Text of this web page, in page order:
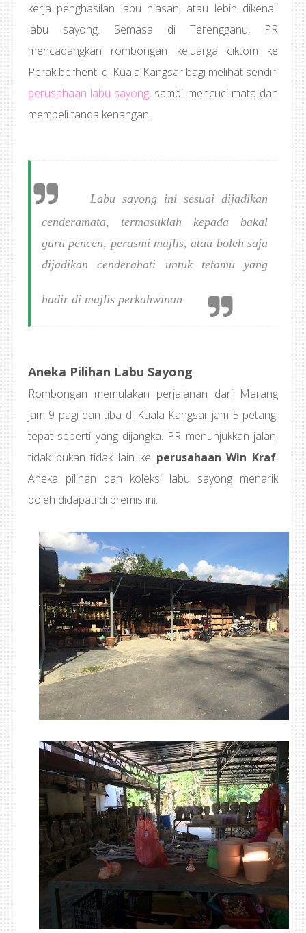
kerja penghasilan labu hiasan, atau lebih dikenali
labu sayong. Semasa di Terengganu, PR
mencadangkan rombongan keluarga ciktom ke
Perak berhenti di Kuala Kangsar bagi melihat sendiri
perusahaan labu sayong, sambil mencuci mata dan
membeli tanda kenangan.
Labu sayong ini sesuai dijadikan
cenderamata, termasuklah kepada bakal
guru pencen, perasmi majlis, atau boleh saja
dijadikan cenderahati untuk tetamu yang
hadir di majlis perkahwinan
Aneka Pilihan Labu Sayong
Rombongan memulakan perjalanan dari Marang
jam 9 pagi dan tiba di Kuala Kangsar jam 5 petang,
tepat seperti yang dijangka. PR menunjukkan jalan,
tidak bukan tidak lain ke perusahaan Win Kraf.
Aneka pilihan dan koleksi labu sayong menarik
boleh didapati di premis ini.